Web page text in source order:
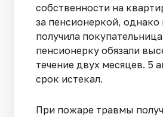
собственности на
за пенсионеркой, однако
получила
пенсионерку обязали
течение двух месяцев. 5
срок истекал.
При пожаре травмы